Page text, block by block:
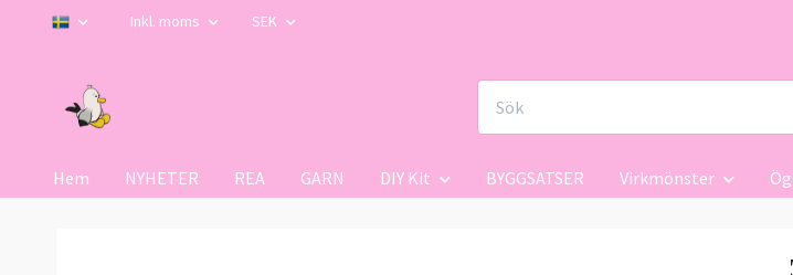
Inkl. moms SEK
Hem NYHETER REA GARN DIY Kit BYGGSATSER Virkmönster